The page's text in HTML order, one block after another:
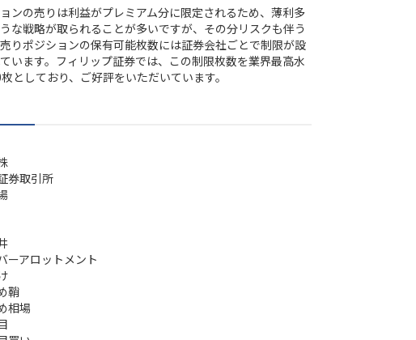
ンの売りは利益がプレミアム分に限定されるため、薄利多
な戦略が取られることが多いですが、その分リスクも伴う
りポジションの保有可能枚数には証券会社ごとで制限が設
います。フィリップ証券では、この制限枚数を業界最高水
としており、ご好評をいただいています。
券取引所
ーアロットメント
鞘
相場